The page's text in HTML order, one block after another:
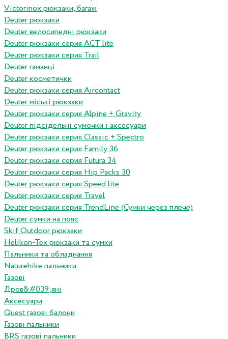
Victorinox рюкзаки, багаж
Deuter рюкзаки
Deuter велосипедні рюкзаки
Deuter рюкзаки серия ACT lite
Deuter рюкзаки серия Trail
Deuter гаманці
Deuter косметички
Deuter рюкзаки серия Aircontact
Deuter міські рюкзаки
Deuter рюкзаки серия Alpine + Gravity
Deuter підсідельні сумочки і аксесуари
Deuter рюкзаки серия Classic + Spectro
Deuter рюкзаки серия Family 36
Deuter рюкзаки серия Futura 34
Deuter рюкзаки серия Hip Packs 30
Deuter рюкзаки серия Speed lite
Deuter рюкзаки серия Travel
Deuter рюкзаки серия TrendLine (Сумки через плече)
Deuter сумки на пояс
Skif Outdoor рюкзаки
Helikon-Tex рюкзаки та сумки
Пальники та обладнання
Naturehike пальники
Газові
Дров&#039;яні
Аксесуари
Quest газові балони
Газові пальники
BRS газові пальники